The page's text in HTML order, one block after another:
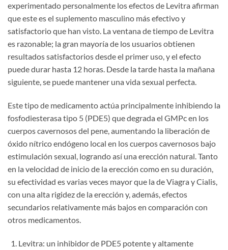
experimentado personalmente los efectos de Levitra afirman
que este es el suplemento masculino más efectivo y
satisfactorio que han visto. La ventana de tiempo de Levitra
es razonable; la gran mayoría de los usuarios obtienen
resultados satisfactorios desde el primer uso, y el efecto
puede durar hasta 12 horas. Desde la tarde hasta la mañana
siguiente, se puede mantener una vida sexual perfecta.
Este tipo de medicamento actúa principalmente inhibiendo la
fosfodiesterasa tipo 5 (PDE5) que degrada el GMPc en los
cuerpos cavernosos del pene, aumentando la liberación de
óxido nítrico endógeno local en los cuerpos cavernosos bajo
estimulación sexual, logrando así una erección natural. Tanto
en la velocidad de inicio de la erección como en su duración,
su efectividad es varias veces mayor que la de Viagra y Cialis,
con una alta rigidez de la erección y, además, efectos
secundarios relativamente más bajos en comparación con
otros medicamentos.
Levitra: un inhibidor de PDE5 potente y altamente